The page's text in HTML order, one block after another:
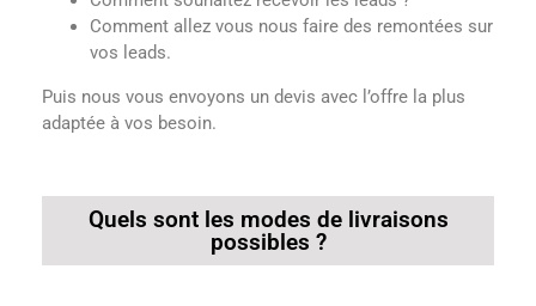
Comment allez vous nous faire des remontées sur
vos leads.
Puis nous vous envoyons un devis avec l’offre la plus
adaptée à vos besoin.
Quels sont les modes de livraisons
possibles ?